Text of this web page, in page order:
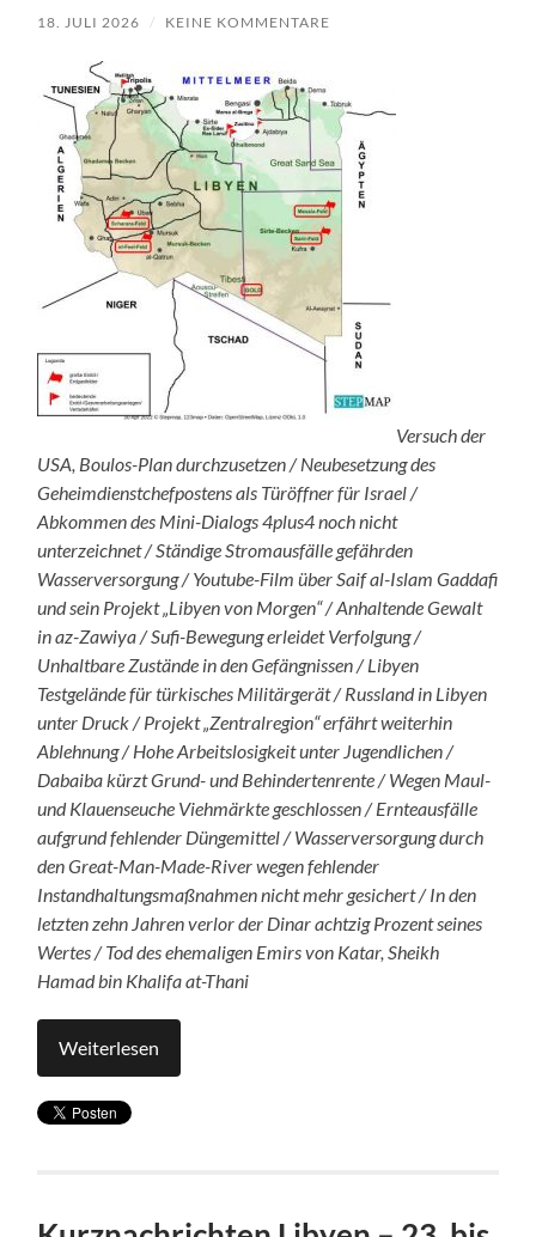
18. JULI 2026 / KEINE KOMMENTARE
Versuch der
USA, Boulos-Plan durchzusetzen / Neubesetzung des
Geheimdienstchefpostens als Türöffner für Israel /
Abkommen des Mini-Dialogs 4plus4 noch nicht
unterzeichnet / Ständige Stromausfälle gefährden
Wasserversorgung / Youtube-Film über Saif al-Islam Gaddafi
und sein Projekt „Libyen von Morgen“ / Anhaltende Gewalt
in az-Zawiya / Sufi-Bewegung erleidet Verfolgung /
Unhaltbare Zustände in den Gefängnissen / Libyen
Testgelände für türkisches Militärgerät / Russland in Libyen
unter Druck / Projekt „Zentralregion“ erfährt weiterhin
Ablehnung / Hohe Arbeitslosigkeit unter Jugendlichen /
Dabaiba kürzt Grund- und Behindertenrente / Wegen Maul-
und Klauenseuche Viehmärkte geschlossen / Ernteausfälle
aufgrund fehlender Düngemittel / Wasserversorgung durch
den Great-Man-Made-River wegen fehlender
Instandhaltungsmaßnahmen nicht mehr gesichert / In den
letzten zehn Jahren verlor der Dinar achtzig Prozent seines
Wertes / Tod des ehemaligen Emirs von Katar, Sheikh
Hamad bin Khalifa at-Thani
Weiterlesen